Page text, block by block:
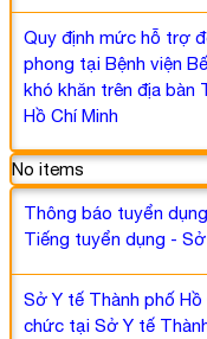
Quy định mức hỗ trợ
phong tại Bệnh viện
khó khăn trên địa bàn
Hồ Chí Minh
No items
Thông báo tuyển
Tiếng tuyển dụng - Sở
Sở Y tế Thành phố
chức tại Sở Y tế